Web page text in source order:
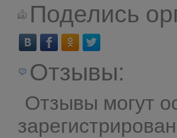
Поделись
Отзывы:
Отзывы могут